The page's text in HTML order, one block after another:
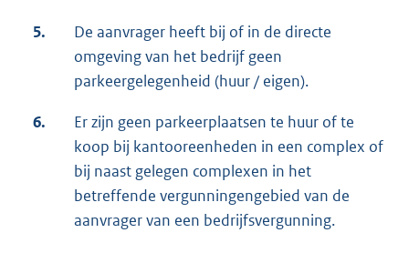
5.
De aanvrager heeft bij of in de directe
omgeving van het bedrijf geen
parkeergelegenheid (huur / eigen).
6.
Er zijn geen parkeerplaatsen te huur of te
koop bij kantooreenheden in een complex of
bij naast gelegen complexen in het
betreffende vergunningengebied van de
aanvrager van een bedrijfsvergunning.